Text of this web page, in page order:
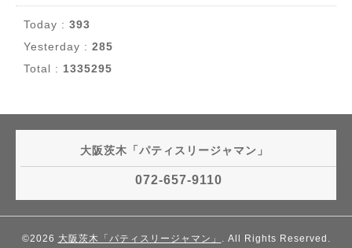
Today : 393
Yesterday : 285
Total : 1335295
大阪茨木「パティスリージャマン」
072-657-9110
©2026 大阪茨木「パティスリージャマン」 . All Rights Reserved.